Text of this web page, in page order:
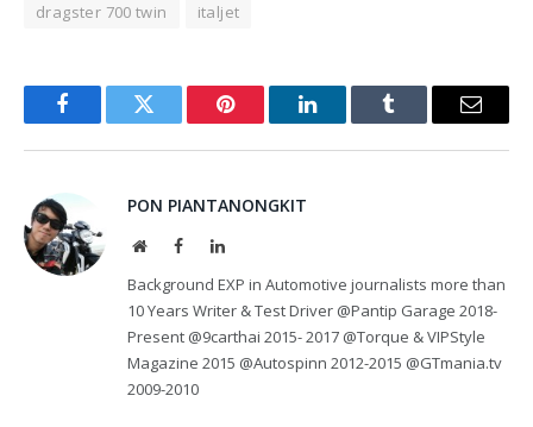
dragster 700 twin italjet
FacebookTwitter Pinterest LinkedInTumblr Email
PON PIANTANONGKIT
WebsiteFacebookLinkedIn
Background EXP in Automotive journalists more than
10 Years Writer & Test Driver @Pantip Garage 2018-
Present @9carthai 2015- 2017 @Torque & VIPStyle
Magazine 2015 @Autospinn 2012-2015 @GTmania.tv
2009-2010